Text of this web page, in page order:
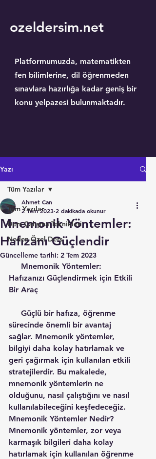
ozeldersim.net
Platformumuzda, matematikten
fen bilimlerine, dil öğrenmeden
sınavlara hazırlığa kadar geniş bir
konu yelpazesi bulunmaktadır.
Yazı
Tüm Yazılar
Ders Çalışma Teknikleri
Neden Özel Ders
Tüm Yazılar
Mnemonik Yöntemler:
Hafızanı Güçlendir
Ahmet Can
2 Tem 2023 2 dakikada okunur
Güncelleme tarihi: 2 Tem 2023
Hafızanızı Güçlendirmek için Etkili
Bir Araç
sürecinde önemli bir avantaj
sağlar. Mnemonik yöntemler,
bilgiyi daha kolay hatırlamak ve
geri çağırmak için kullanılan etkili
stratejilerdir. Bu makalede,
mnemonik yöntemlerin ne
olduğunu, nasıl çalıştığını ve nasıl
kullanılabileceğini keşfedeceğiz.
Mnemonik Yöntemler Nedir?
Mnemonik yöntemler, zor veya
karmaşık bilgileri daha kolay
hatırlamak için kullanılan öğrenme